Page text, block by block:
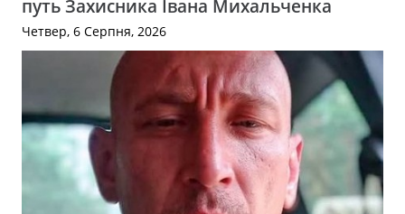
путь Захисника Івана Михальченка
Четвер, 6 Серпня, 2026